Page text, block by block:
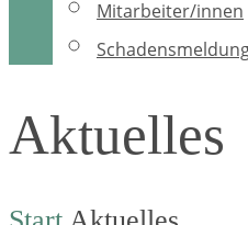
Mitarbeiter/innen
Aktuelles